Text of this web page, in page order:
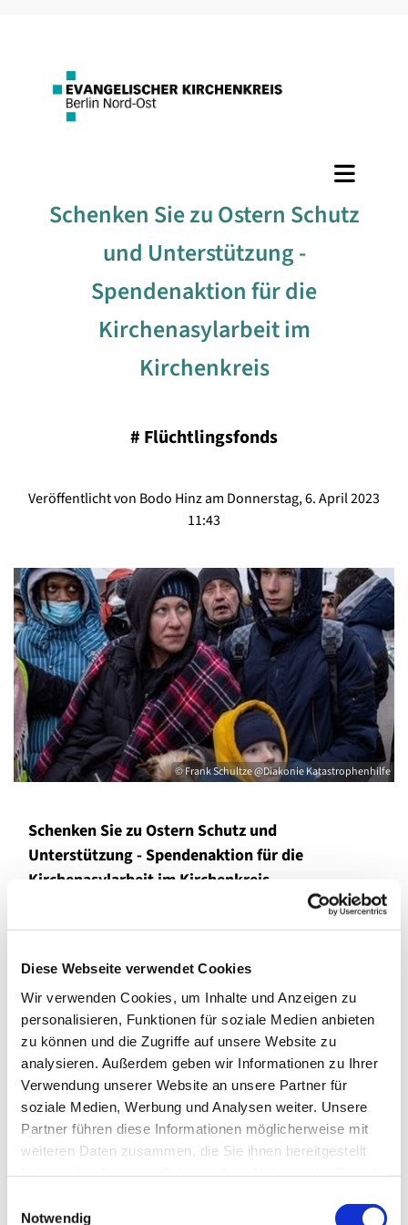
Diese Webseite verwendet Cookies
Wir verwenden Cookies, um Inhalte und Anzeigen zu
personalisieren, Funktionen für soziale Medien anbieten
zu können und die Zugriffe auf unsere Website zu
analysieren. Außerdem geben wir Informationen zu Ihrer
Verwendung unserer Website an unsere Partner für
soziale Medien, Werbung und Analysen weiter. Unsere
Partner führen diese Informationen möglicherweise mit
weiteren Daten zusammen, die Sie ihnen bereitgestellt
Notwendig
Schenken Sie zu Ostern Schutz
und Unterstützung -
Spendenaktion für die
Kirchenasylarbeit im
Kirchenkreis
# Flüchtlingsfonds
Veröffentlicht von Bodo Hinz am Donnerstag, 6. April 2023
11:43
© Frank Schultze @Diakonie Katastrophenhilfe
Schenken Sie zu Ostern Schutz und
Unterstützung - Spendenaktion für die
Kirchenasylarbeit im Kirchenkreis
Zum bevorstehenden Osterfest möchten wir
aufmerksam machen: Wir sammeln für die
kreiskirchliche Kirchenasylarbeit im Rahmen
unseres Flüchtlingsfonds.
Doch was genau ist eigentlich ein Kirchenasyl? Beim
Kirchenasyl gewährt eine Kirchengemeinde einem
Menschen Zuflucht, wenn im Falle einer Abschiebung
Gefahren für Leib und Leben oder
Menschenrechtsverletzungen drohen oder besondere
humanitäre Härten verbunden wären. Das Kirchenasyl
und leistet einen Beitrag zum Schutz des obersten Ziels